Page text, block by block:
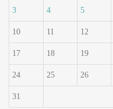
3 4 5
10 11 12
17 18 19
24 25 26
31